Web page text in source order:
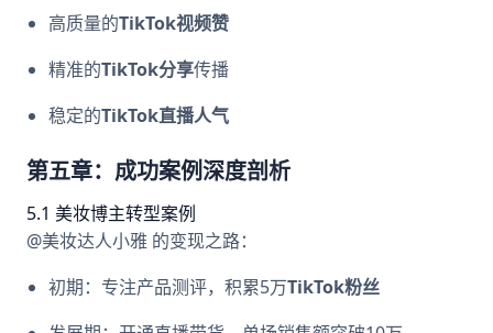
高质量的TikTok视频赞
精准的TikTok分享传播
稳定的TikTok直播人气
第五章：成功案例深度剖析
5.1 美妆博主转型案例
@美妆达人小雅 的变现之路：
初期：专注产品测评，积累5万TikTok粉丝